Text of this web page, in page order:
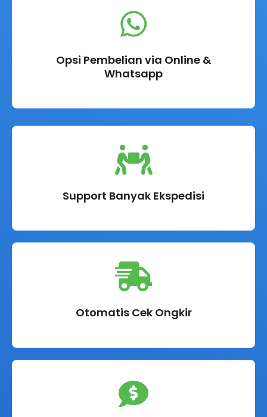
Opsi Pembelian via Online &
Whatsapp
Support Banyak Ekspedisi
Otomatis Cek Ongkir